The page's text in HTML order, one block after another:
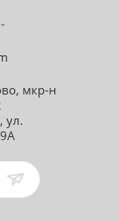
мкр-н
ул.